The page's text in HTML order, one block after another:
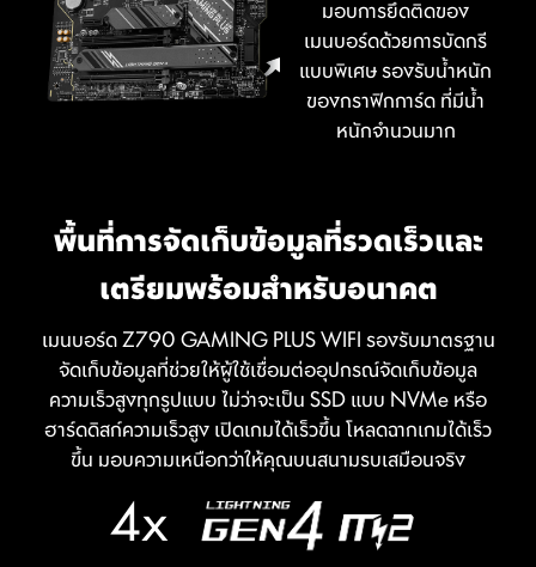
มอบการยึดติดของ
เมนบอร์ดด้วยการบัดกรี
แบบพิเศษ รองรับน้ำหนัก
ของกราฟิกการ์ด ที่มีน้ำ
หนักจำนวนมาก
พื้นที่การจัดเก็บข้อมูลที่รวดเร็วและ
เตรียมพร้อมสำหรับอนาคต
เมนบอร์ด Z790 GAMING PLUS WIFI รองรับมาตรฐาน
จัดเก็บข้อมูลที่ช่วยให้ผู้ใช้เชื่อมต่ออุปกรณ์จัดเก็บข้อมูล
ความเร็วสูงทุกรูปแบบ ไม่ว่าจะเป็น SSD แบบ NVMe หรือ
ฮาร์ดดิสก์ความเร็วสูง เปิดเกมได้เร็วขึ้น โหลดฉากเกมได้เร็ว
ขึ้น มอบความเหนือกว่าให้คุณบนสนามรบเสมือนจริง
4x
ให้คุณสามารถ OVERCLOCK ได้
อย่างง่ายดาย ด้วย XMP PROFILE
XMP (Extreme Memory Profiles) ของ MSI ใน BIOS ได้
รับการทดสอบและรับรองโดย MSI OC LAB ให้ผู้ใช้สามารถ
เปิดใช้งานได้อย่างง่ายดาย ด้วยการตั้งค่าระบบพลังงาน
อัตโนมัติที่จะช่วยมอบความเร็วและความเสถียรภาพของหน่วย
บัส PCIe โดยไม่ต้องใช้อะแดปเตอร์ฮาร์ดแวร์เพิ่มเติม
M-FLASH
อัปเดตหรืออัปเกรด BIOS ได้อย่างสะดวกภายในไม่กี่นาทีจาก
HARDWARE MONITOR
ดูข้อมูลฮาร์ดแวร์ที่สำคัญของคุณแบบเรียลไทม์ได้ทันที รวม
ถึงอุณหภูมิ ความจุหน่วยความจำ ความเร็วสัญญาณนาฬิกา
และแรงดันไฟฟ้า
MEMORY TRY IT
ดึงความเร็วสูงสุดจากหน่วยความจำระบบของคุณและเพิ่ม
ประสิทธิภาพการทำงาน
SEARCH & FAVORITES